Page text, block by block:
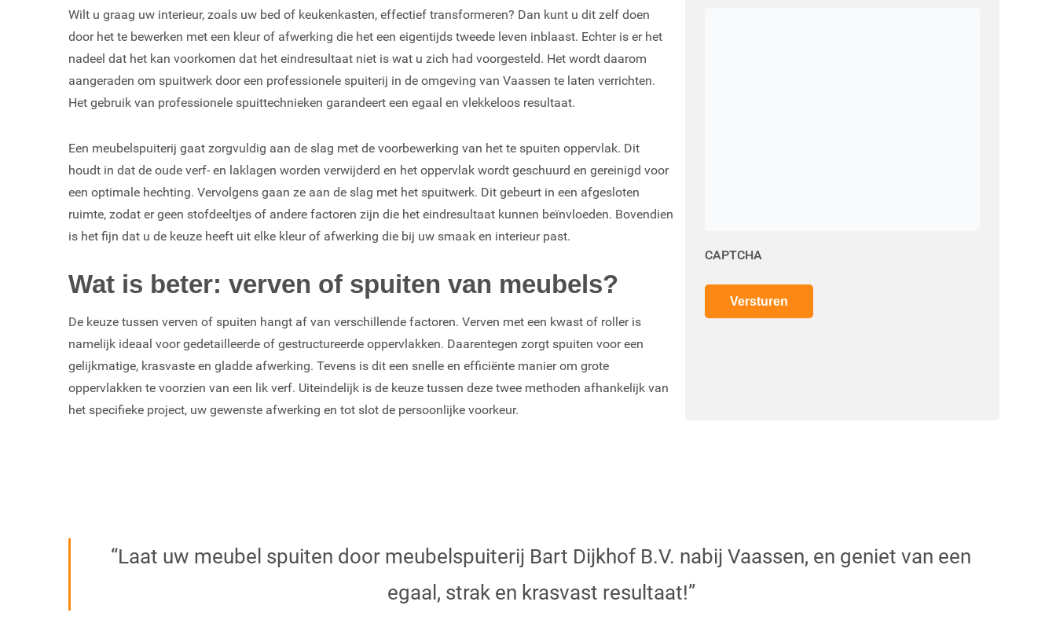
Wilt u graag uw interieur, zoals uw bed of keukenkasten, effectief transformeren? Dan kunt u dit zelf doen
door het te bewerken met een kleur of afwerking die het een eigentijds tweede leven inblaast. Echter is er het
nadeel dat het kan voorkomen dat het eindresultaat niet is wat u zich had voorgesteld. Het wordt daarom
aangeraden om spuitwerk door een professionele spuiterij in de omgeving van Vaassen te laten verrichten.
Het gebruik van professionele spuittechnieken garandeert een egaal en vlekkeloos resultaat.
Een meubelspuiterij gaat zorgvuldig aan de slag met de voorbewerking van het te spuiten oppervlak. Dit
houdt in dat de oude verf- en laklagen worden verwijderd en het oppervlak wordt geschuurd en gereinigd voor
een optimale hechting. Vervolgens gaan ze aan de slag met het spuitwerk. Dit gebeurt in een afgesloten
ruimte, zodat er geen stofdeeltjes of andere factoren zijn die het eindresultaat kunnen beïnvloeden. Bovendien
is het fijn dat u de keuze heeft uit elke kleur of afwerking die bij uw smaak en interieur past.
Wat is beter: verven of spuiten van meubels?
De keuze tussen verven of spuiten hangt af van verschillende factoren. Verven met een kwast of roller is
namelijk ideaal voor gedetailleerde of gestructureerde oppervlakken. Daarentegen zorgt spuiten voor een
gelijkmatige, krasvaste en gladde afwerking. Tevens is dit een snelle en efficiënte manier om grote
oppervlakken te voorzien van een lik verf. Uiteindelijk is de keuze tussen deze twee methoden afhankelijk van
het specifieke project, uw gewenste afwerking en tot slot de persoonlijke voorkeur.
CAPTCHA
“Laat uw meubel spuiten door meubelspuiterij Bart Dijkhof B.V. nabij Vaassen, en geniet van een
egaal, strak en krasvast resultaat!”